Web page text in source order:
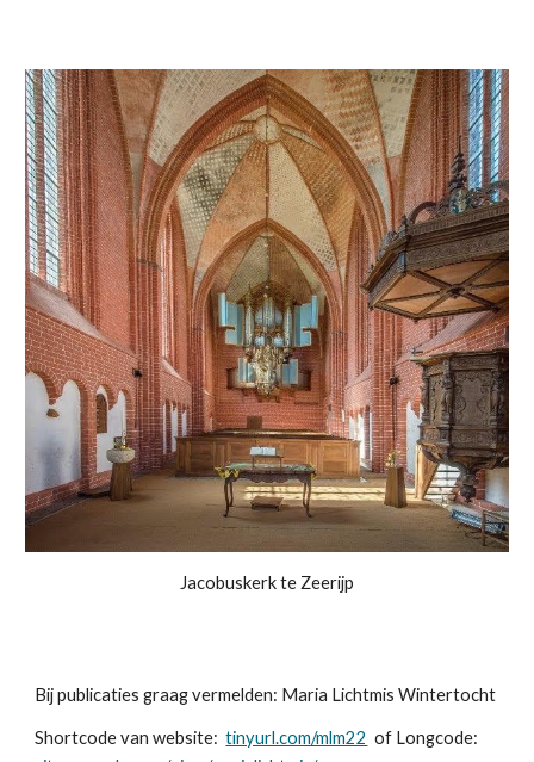
Jacobuskerk te Zeerijp
Bij publicaties graag vermelden: Maria Lichtmis Wintertocht
Shortcode van website:tinyurl.com/mlm22 of Longcode: